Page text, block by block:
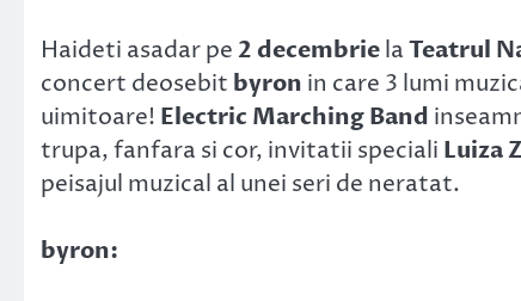
Haideti asadar pe2 decembrielaTeatrul
concert deosebit byron in care 3 lumi
uimitoare! Electric Marching Band
trupa, fanfara si cor, invitatii speciali Luiza
peisajul muzical al unei seri de neratat.
byron: